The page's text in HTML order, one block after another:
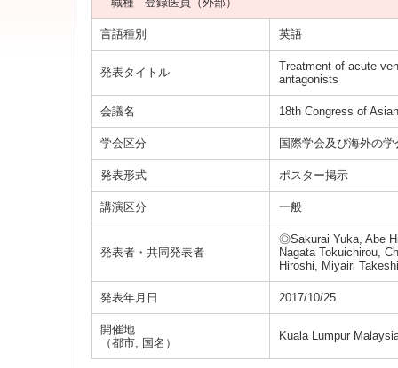
言語種別 英語
発表タイトル
Treatment of acute
antagonists
会議名 18th Congress of
学会区分 国際学会及び海外の学
発表形式 ポスター掲示
講演区分 一般
発表者・共同発表者
◎Sakurai Yuka, Abe
Nagata Tokuichirou,
Hiroshi, Miyairi Takeshi
発表年月日 2017/10/25
開催地
（都市, 国名）
Kuala Lumpur